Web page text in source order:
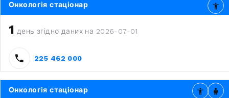
Онкологія стаціонар
1 день згідно даних на 2026-07-01
225 462 000
Онкологія стаціонар